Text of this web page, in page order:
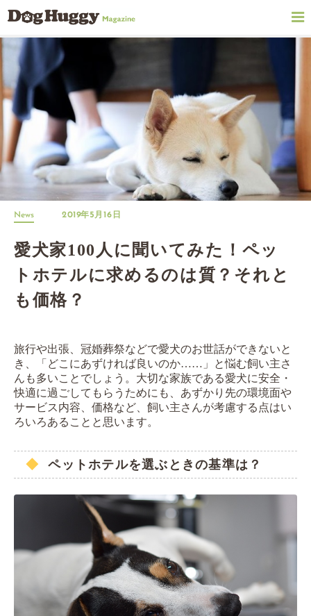
News 2019年5月16日
愛犬家100人に聞いてみた！ペッ
トホテルに求めるのは質？それと
も価格？
旅行や出張、冠婚葬祭などで愛犬のお世話ができないと
き、「どこにあずければ良いのか……」と悩む飼い主さ
んも多いことでしょう。大切な家族である愛犬に安全・
快適に過ごしてもらうためにも、あずかり先の環境面や
サービス内容、価格など、飼い主さんが考慮する点はい
ろいろあることと思います。
ペットホテルを選ぶときの基準は？